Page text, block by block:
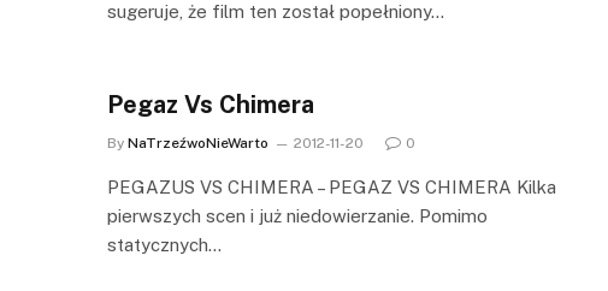
sugeruje, że film ten został popełniony…
Pegaz Vs Chimera
By NaTrzeźwoNieWarto 2012-11-20 0
PEGAZUS VS CHIMERA – PEGAZ VS CHIMERA Kilka
pierwszych scen i już niedowierzanie. Pomimo
statycznych…